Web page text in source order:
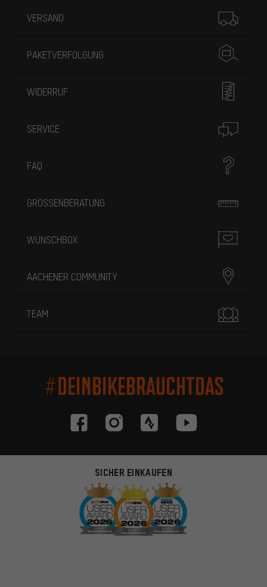
VERSAND
PAKETVERFOLGUNG
WIDERRUF
SERVICE
FAQ
GRÖSSENBERATUNG
WUNSCHBOX
AACHENER COMMUNITY
TEAM
#DEINBIKEBRAUCHTDAS
SICHER EINKAUFEN